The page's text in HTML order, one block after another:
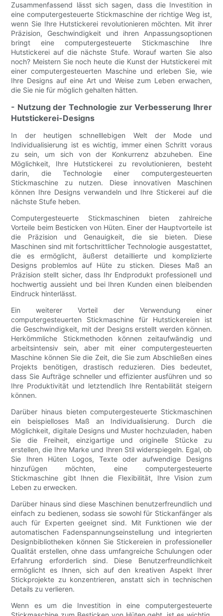
Zusammenfassend lässt sich sagen, dass die Investition in
eine computergesteuerte Stickmaschine der richtige Weg ist,
wenn Sie Ihre Hutstickerei revolutionieren möchten. Mit ihrer
Präzision, Geschwindigkeit und ihren Anpassungsoptionen
bringt eine computergesteuerte Stickmaschine Ihre
Hutstickerei auf die nächste Stufe. Worauf warten Sie also
noch? Meistern Sie noch heute die Kunst der Hutstickerei mit
einer computergesteuerten Maschine und erleben Sie, wie
Ihre Designs auf eine Art und Weise zum Leben erwachen,
die Sie nie für möglich gehalten hätten.
- Nutzung der Technologie zur Verbesserung Ihrer
Hutstickerei-Designs
In der heutigen schnelllebigen Welt der Mode und
Individualisierung ist es wichtig, immer einen Schritt voraus
zu sein, um sich von der Konkurrenz abzuheben. Eine
Möglichkeit, Ihre Hutstickerei zu revolutionieren, besteht
darin, die Technologie einer computergesteuerten
Stickmaschine zu nutzen. Diese innovativen Maschinen
können Ihre Designs verwandeln und Ihre Stickerei auf die
nächste Stufe heben.
Computergesteuerte Stickmaschinen bieten zahlreiche
Vorteile beim Besticken von Hüten. Einer der Hauptvorteile ist
die Präzision und Genauigkeit, die sie bieten. Diese
Maschinen sind mit fortschrittlicher Technologie ausgestattet,
die es ermöglicht, äußerst detaillierte und komplizierte
Designs problemlos auf Hüte zu sticken. Dieses Maß an
Präzision stellt sicher, dass Ihr Endprodukt professionell und
hochwertig aussieht und bei Ihren Kunden einen bleibenden
Eindruck hinterlässt.
Ein weiterer Vorteil der Verwendung einer
computergesteuerten Stickmaschine für Hutstickereien ist
die Geschwindigkeit, mit der Designs erstellt werden können.
Herkömmliche Stickmethoden können zeitaufwändig und
arbeitsintensiv sein, aber mit einer computergesteuerten
Maschine können Sie die Zeit, die Sie zum Abschließen eines
Projekts benötigen, drastisch reduzieren. Dies bedeutet,
dass Sie Aufträge schneller und effizienter ausführen und so
Ihre Produktivität und letztendlich Ihre Rentabilität steigern
können.
Darüber hinaus bieten computergesteuerte Stickmaschinen
ein beispielloses Maß an Individualisierung. Durch die
Möglichkeit, digitale Designs und Muster hochzuladen, haben
Sie die Freiheit, einzigartige und originelle Stücke zu
erstellen, die Ihre Marke und Ihren Stil widerspiegeln. Egal, ob
Sie Ihren Hüten Logos, Texte oder aufwendige Designs
hinzufügen möchten, eine computergesteuerte
Stickmaschine gibt Ihnen die Flexibilität, Ihre Vision zum
Leben zu erwecken.
Darüber hinaus sind diese Maschinen benutzerfreundlich und
einfach zu bedienen, sodass sie sowohl für Stickanfänger als
auch für Experten geeignet sind. Mit Funktionen wie der
automatischen Fadenspannungseinstellung und integrierten
Designbibliotheken können Sie Stickereien in professioneller
Qualität erstellen, ohne dass umfangreiche Schulungen oder
Erfahrung erforderlich sind. Diese Benutzerfreundlichkeit
ermöglicht es Ihnen, sich auf den kreativen Aspekt Ihrer
Stickprojekte zu konzentrieren, anstatt sich in technischen
Details zu verlieren.
Wenn es um die Investition in eine computergesteuerte